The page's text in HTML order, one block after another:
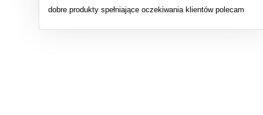
dobre produkty spełniające oczekiwania klientów polecam